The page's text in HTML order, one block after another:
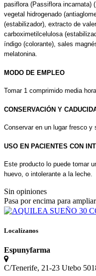
pasiflora (Passiflora incarnata)
vegetal hidrogenado
(estabilizador), extracto de
carboximetilcelulosa
índigo (colorante), sales
melatonina.
MODO DE EMPLEO
Tomar 1 comprimido media
CONSERVACIÓN Y
Conservar en un lugar fresco y
USO EN PACIENTES CON
Este producto lo puede tomar
huevo, o intolerante a la leche.
Sin opiniones
Pasa por encima para ampliar
Localízanos
Espunyfarma
C/Tenerife, 21-23 Utebo